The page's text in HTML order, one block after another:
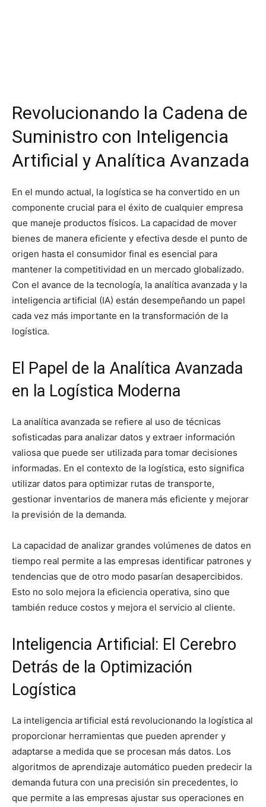
Revolucionando la Cadena de
Suministro con Inteligencia
Artificial y Analítica Avanzada
En el mundo actual, la logística se ha convertido en un
componente crucial para el éxito de cualquier empresa
que maneje productos físicos. La capacidad de mover
bienes de manera eficiente y efectiva desde el punto de
origen hasta el consumidor final es esencial para
mantener la competitividad en un mercado globalizado.
Con el avance de la tecnología, la analítica avanzada y la
inteligencia artificial (IA) están desempeñando un papel
cada vez más importante en la transformación de la
logística.
El Papel de la Analítica Avanzada
en la Logística Moderna
La analítica avanzada se refiere al uso de técnicas
sofisticadas para analizar datos y extraer información
valiosa que puede ser utilizada para tomar decisiones
informadas. En el contexto de la logística, esto significa
utilizar datos para optimizar rutas de transporte,
gestionar inventarios de manera más eficiente y mejorar
la previsión de la demanda.
La capacidad de analizar grandes volúmenes de datos en
tiempo real permite a las empresas identificar patrones y
tendencias que de otro modo pasarían desapercibidos.
Esto no solo mejora la eficiencia operativa, sino que
también reduce costos y mejora el servicio al cliente.
Inteligencia Artificial: El Cerebro
Detrás de la Optimización
Logística
La inteligencia artificial está revolucionando la logística al
proporcionar herramientas que pueden aprender y
adaptarse a medida que se procesan más datos. Los
algoritmos de aprendizaje automático pueden predecir la
demanda futura con una precisión sin precedentes, lo
que permite a las empresas ajustar sus operaciones en